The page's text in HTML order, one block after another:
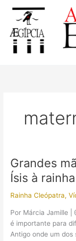
conteúdo
Grandes
Ísis à
Rainha Cleópatra,
Por Márcia Jamille |
é importante para
Antigo onde um dos